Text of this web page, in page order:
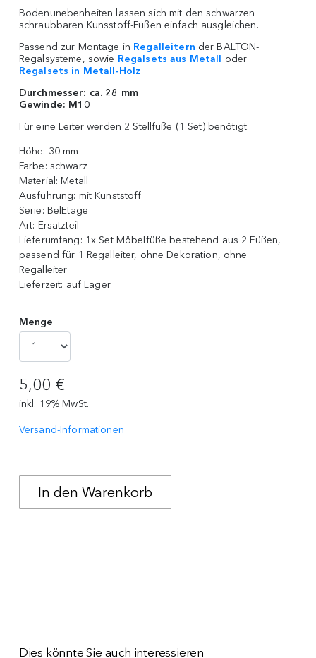
Bodenunebenheiten lassen sich mit den schwarzen
schraubbaren Kunsstoff-Füßen einfach ausgleichen.
Passend zur Montage in Regalleitern der BALTON-
Regalsysteme, sowie Regalsets aus Metall oder
Regalsets in Metall-Holz
Durchmesser: ca. 28 mm
Gewinde: M10
Für eine Leiter werden 2 Stellfüße (1 Set) benötigt.
Höhe: 30 mm
Farbe: schwarz
Material: Metall
Ausführung: mit Kunststoff
Serie: BelEtage
Art: Ersatzteil
Lieferumfang: 1x Set Möbelfüße bestehend aus 2 Füßen,
passend für 1 Regalleiter, ohne Dekoration, ohne
Regalleiter
Lieferzeit: auf Lager
Menge
5,00 €
inkl. 19% MwSt.
Versand-Informationen
Dies könnte Sie auch interessieren